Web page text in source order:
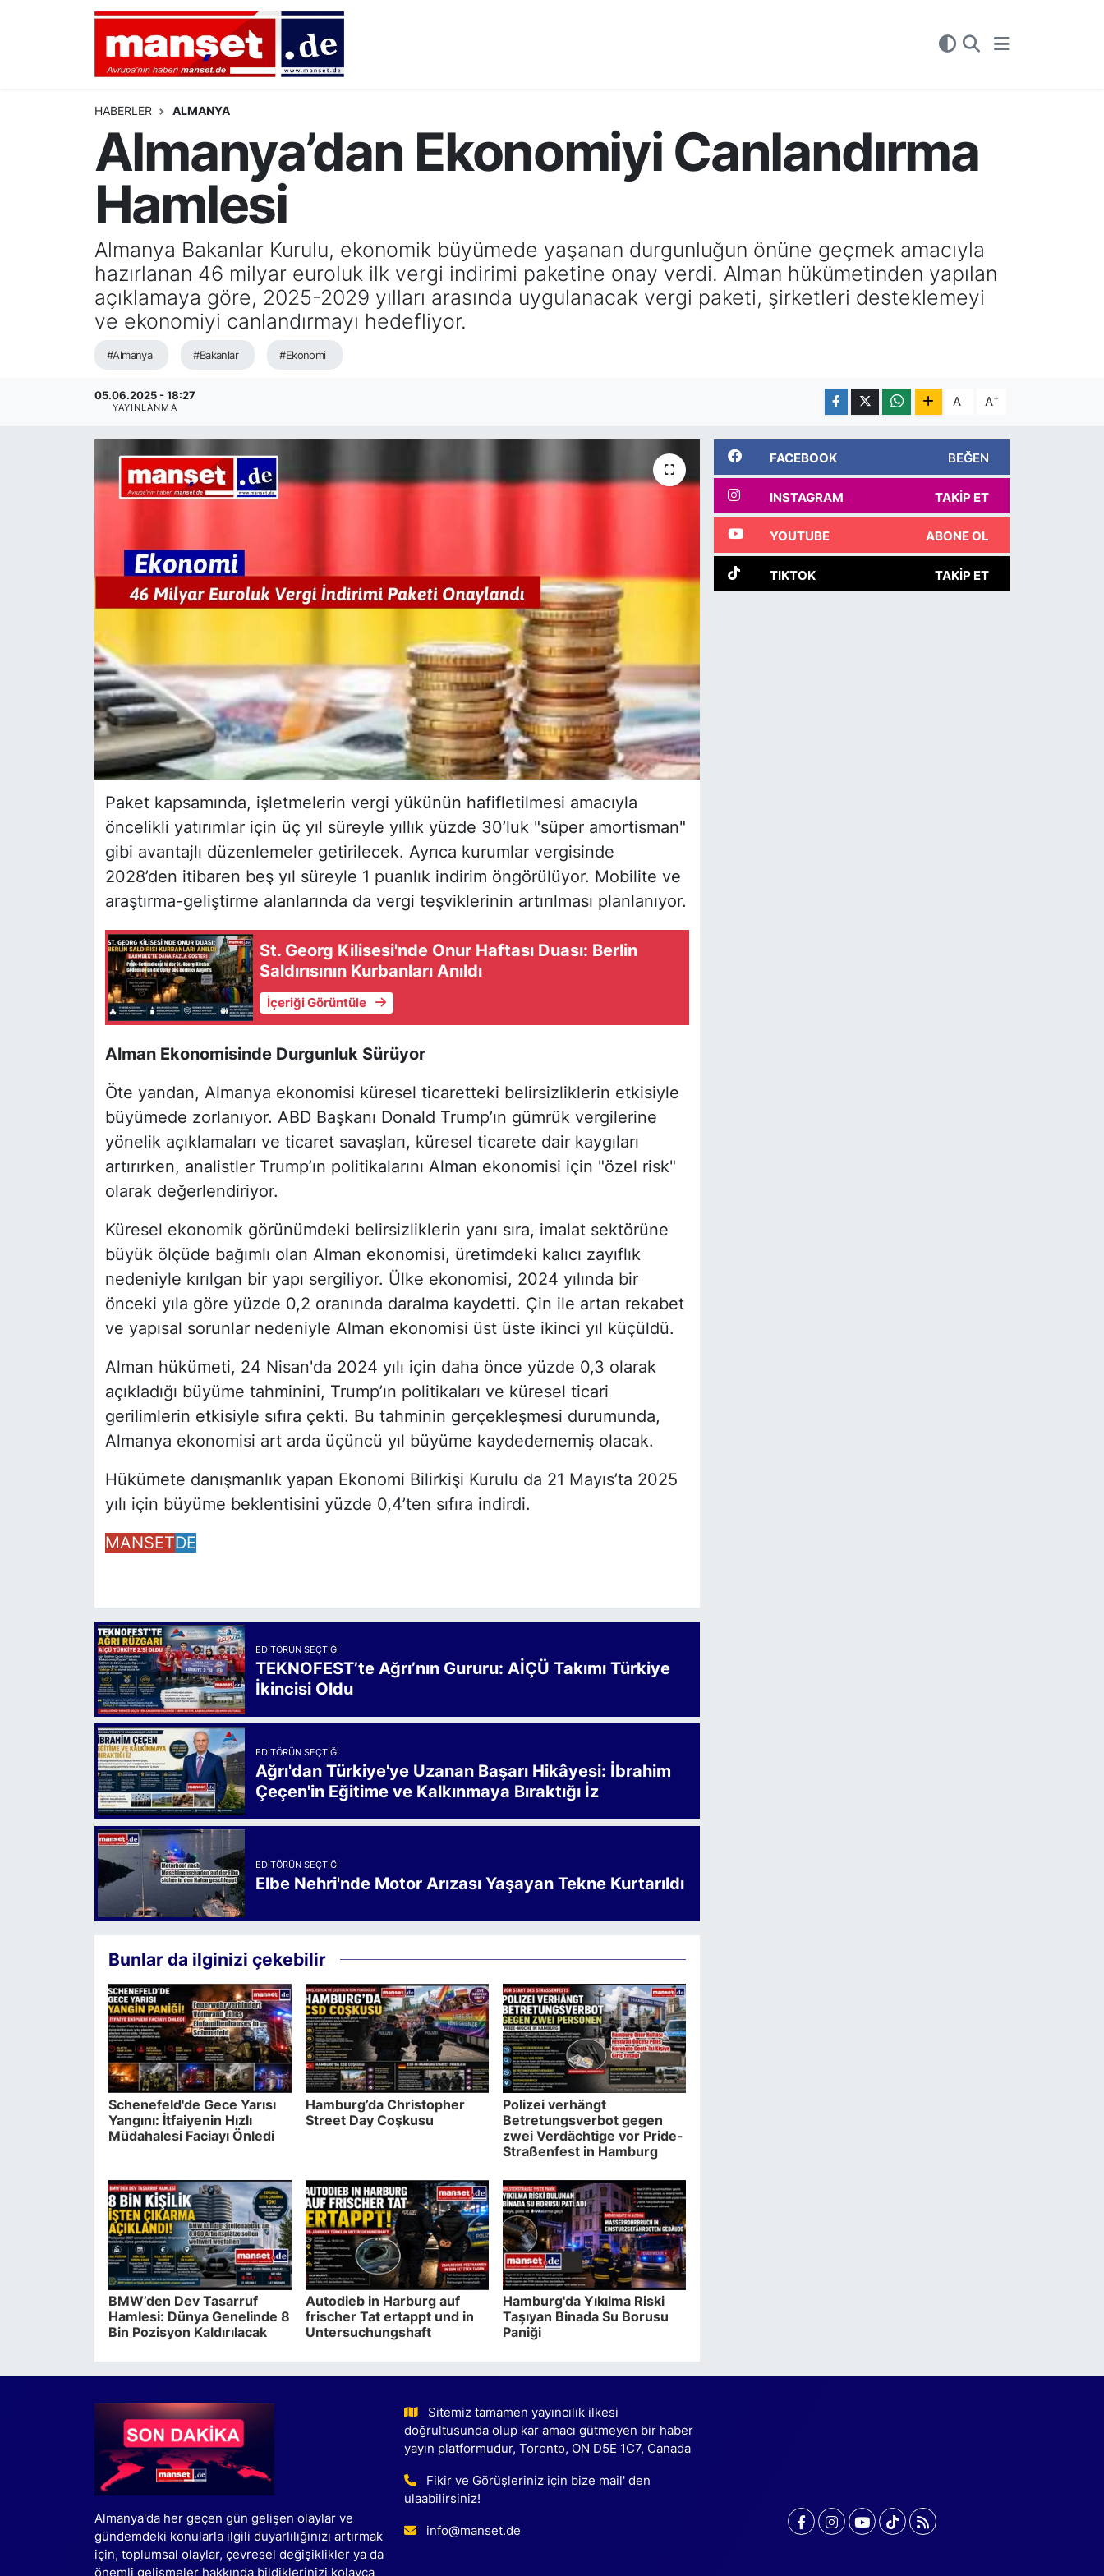
HABERLER ALMANYA
Almanya’dan Ekonomiyi Canlandırma
Hamlesi
Almanya Bakanlar Kurulu, ekonomik büyümede yaşanan durgunluğun önüne geçmek amacıyla
hazırlanan 46 milyar euroluk ilk vergi indirimi paketine onay verdi. Alman hükümetinden yapılan
açıklamaya göre, 2025-2029 yılları arasında uygulanacak vergi paketi, şirketleri desteklemeyi
ve ekonomiyi canlandırmayı hedefliyor.
#Almanya #Bakanlar #Ekonomi
05.06.2025 - 18:27
YAYINLANMA A- A+
Paket kapsamında, işletmelerin vergi yükünün hafifletilmesi amacıyla
öncelikli yatırımlar için üç yıl süreyle yıllık yüzde 30’luk "süper amortisman"
gibi avantajlı düzenlemeler getirilecek. Ayrıca kurumlar vergisinde
2028’den itibaren beş yıl süreyle 1 puanlık indirim öngörülüyor. Mobilite ve
araştırma-geliştirme alanlarında da vergi teşviklerinin artırılması planlanıyor.
St. Georg Kilisesi'nde Onur Haftası Duası: Berlin
Saldırısının Kurbanları Anıldı
İçeriği Görüntüle
Alman Ekonomisinde Durgunluk Sürüyor
Öte yandan, Almanya ekonomisi küresel ticaretteki belirsizliklerin etkisiyle
büyümede zorlanıyor. ABD Başkanı Donald Trump’ın gümrük vergilerine
yönelik açıklamaları ve ticaret savaşları, küresel ticarete dair kaygıları
artırırken, analistler Trump’ın politikalarını Alman ekonomisi için "özel risk"
olarak değerlendiriyor.
Küresel ekonomik görünümdeki belirsizliklerin yanı sıra, imalat sektörüne
büyük ölçüde bağımlı olan Alman ekonomisi, üretimdeki kalıcı zayıflık
nedeniyle kırılgan bir yapı sergiliyor. Ülke ekonomisi, 2024 yılında bir
önceki yıla göre yüzde 0,2 oranında daralma kaydetti. Çin ile artan rekabet
ve yapısal sorunlar nedeniyle Alman ekonomisi üst üste ikinci yıl küçüldü.
Alman hükümeti, 24 Nisan'da 2024 yılı için daha önce yüzde 0,3 olarak
açıkladığı büyüme tahminini, Trump’ın politikaları ve küresel ticari
gerilimlerin etkisiyle sıfıra çekti. Bu tahminin gerçekleşmesi durumunda,
Almanya ekonomisi art arda üçüncü yıl büyüme kaydedememiş olacak.
Hükümete danışmanlık yapan Ekonomi Bilirkişi Kurulu da 21 Mayıs’ta 2025
yılı için büyüme beklentisini yüzde 0,4’ten sıfıra indirdi.
MANSETDE
EDITÖRÜN SEÇTIĞI
TEKNOFEST’te Ağrı’nın Gururu: AİÇÜ Takımı Türkiye
İkincisi Oldu
EDITÖRÜN SEÇTIĞI
Ağrı'dan Türkiye'ye Uzanan Başarı Hikâyesi: İbrahim
Çeçen'in Eğitime ve Kalkınmaya Bıraktığı İz
EDITÖRÜN SEÇTIĞI
Elbe Nehri'nde Motor Arızası Yaşayan Tekne Kurtarıldı
Bunlar da ilginizi çekebilir
Schenefeld'de Gece Yarısı
Yangını: İtfaiyenin Hızlı
Müdahalesi Faciayı Önledi
Hamburg’da Christopher
Street Day Coşkusu
Polizei verhängt
Betretungsverbot gegen
zwei Verdächtige vor Pride-
Straßenfest in Hamburg
BMW’den Dev Tasarruf
Hamlesi: Dünya Genelinde 8
Bin Pozisyon Kaldırılacak
Autodieb in Harburg auf
frischer Tat ertappt und in
Untersuchungshaft
Hamburg'da Yıkılma Riski
Taşıyan Binada Su Borusu
Paniği
FACEBOOK BEĞEN
INSTAGRAM TAKIP ET
YOUTUBE ABONE OL
TIKTOK TAKIP ET
Almanya'da her geçen gün gelişen olaylar ve
gündemdeki konularla ilgili duyarlılığınızı artırmak
için, toplumsal olaylar, çevresel değişiklikler ya da
önemli gelişmeler hakkında bildiklerinizi kolayca
Sitemiz tamamen yayıncılık ilkesi
doğrultusunda olup kar amacı gütmeyen bir haber
yayın platformudur, Toronto, ON D5E 1C7, Canada
Fikir ve Görüşleriniz için bize mail' den
ulaabilirsiniz!
info@manset.de
AVRUPA
ALMANYA
TÜRKİYE
DEUTSCH
EKONOMİ
SİYASET
SAĞLIK
Nöbetçi Eczaneler
Hava Durumu
Namaz Vakitleri
Trafik Durumu
Tüm Manşetler
Son Dakika Haberleri
Haber Arşivi